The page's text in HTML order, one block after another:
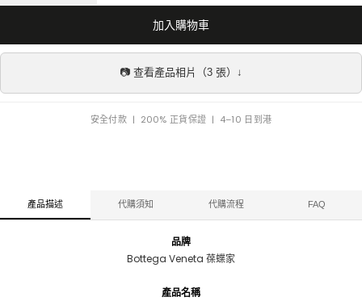
少
加
加入購物車
📷 查看產品相片（3 張）↓
安全付款 | 200% 正貨保證 | 4–10 日到港
產品描述 代購須知 代購流程 FAQ
品牌
Bottega Veneta 葆蝶家
產品名稱